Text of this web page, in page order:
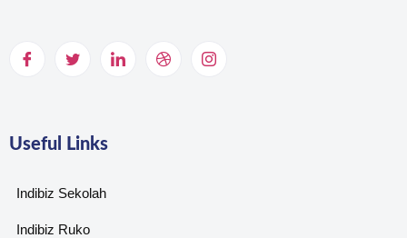
Useful Links
Indibiz Sekolah
Indibiz Ruko